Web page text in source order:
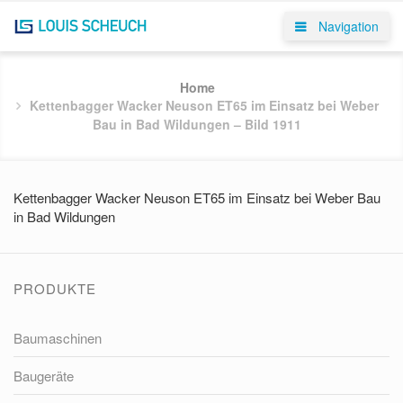
Navigation
Home
Kettenbagger Wacker Neuson ET65 im Einsatz bei Weber
Bau in Bad Wildungen – Bild 1911
Kettenbagger Wacker Neuson ET65 im Einsatz bei Weber Bau
in Bad Wildungen
PRODUKTE
Baumaschinen
Baugeräte